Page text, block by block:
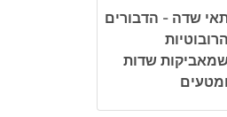
שדה - הדבורים
שדות